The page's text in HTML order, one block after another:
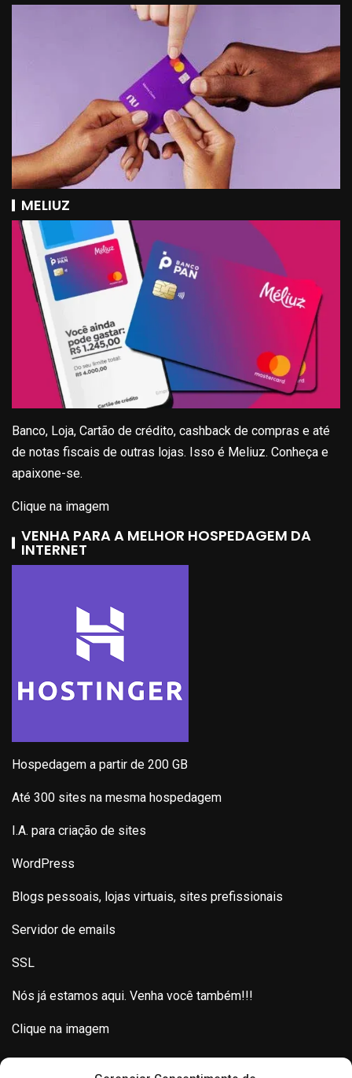
MELIUZ
Banco, Loja, Cartão de crédito, cashback de compras e até
de notas fiscais de outras lojas. Isso é Meliuz. Conheça e
apaixone-se.
Clique na imagem
VENHA PARA A MELHOR HOSPEDAGEM DA
INTERNET
Hospedagem a partir de 200 GB
Até 300 sites na mesma hospedagem
I.A. para criação de sites
WordPress
Blogs pessoais, lojas virtuais, sites prefissionais
Servidor de emails
SSL
Nós já estamos aqui. Venha você também!!!
Clique na imagem